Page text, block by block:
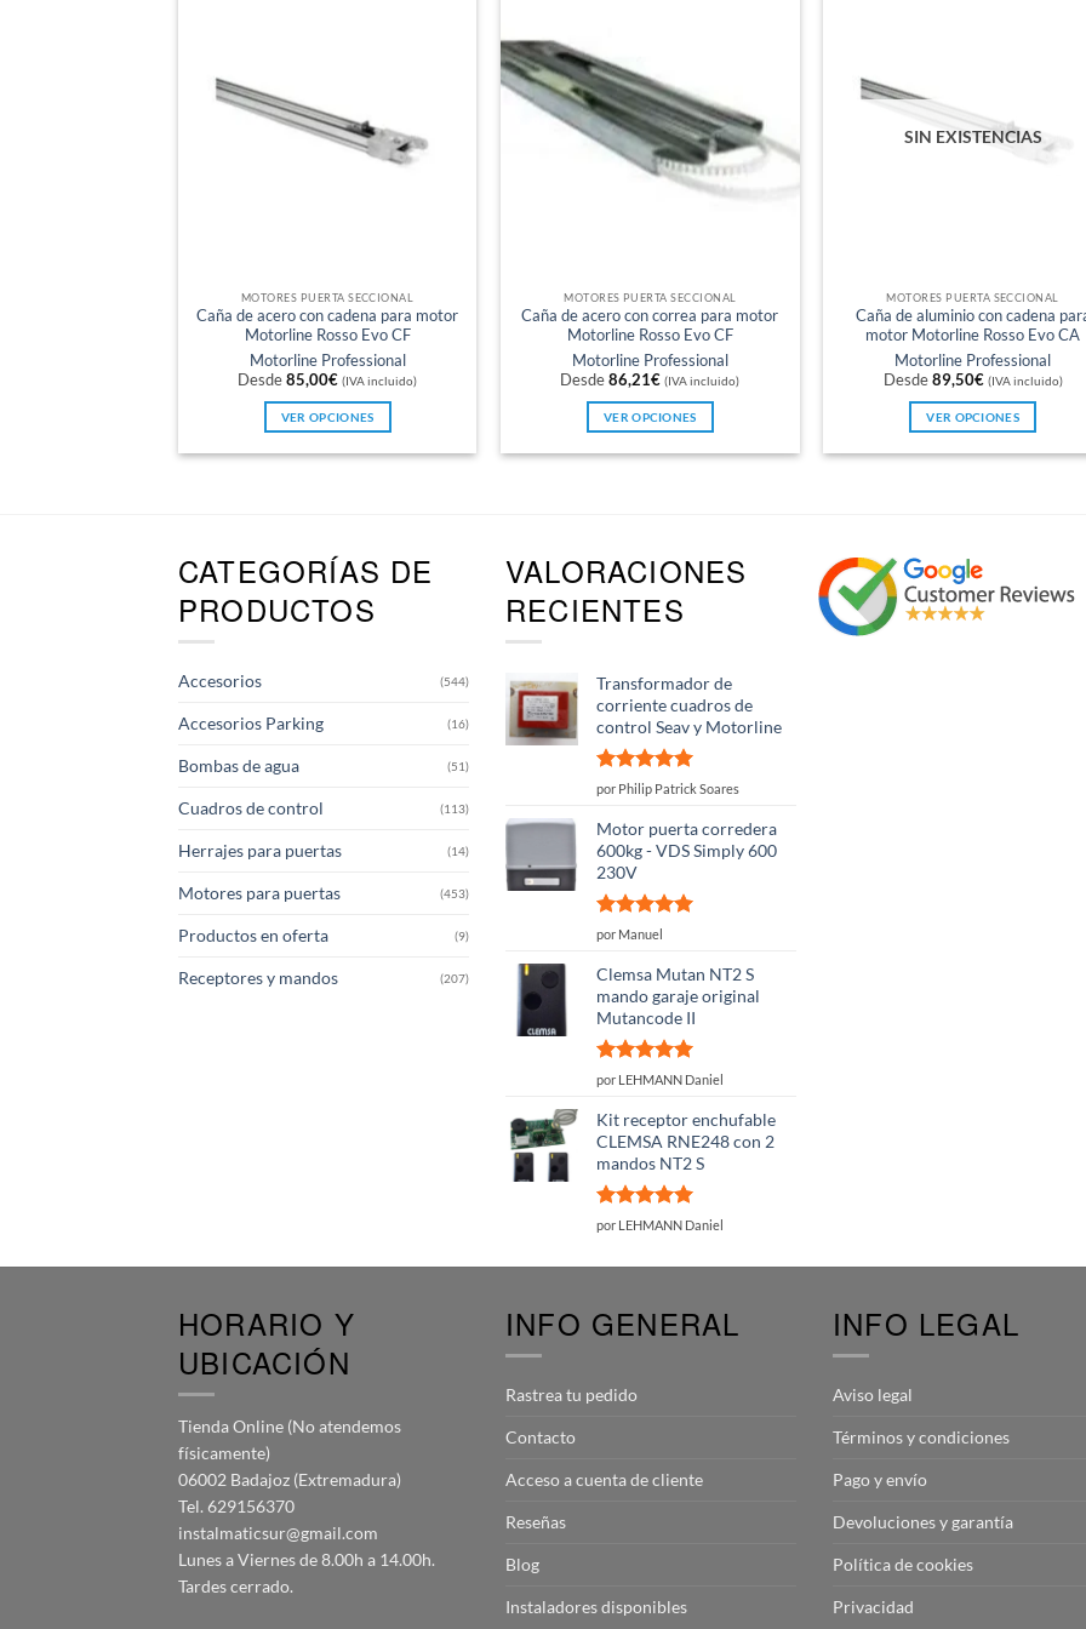
MOTORES PUERTA SECCIONAL
Caña de acero con cadena para motor
Motorline Rosso Evo CF
Motorline Professional
Desde 85,00€ (IVA incluido)
VER OPCIONES
Las
opciones
se
MOTORES PUERTA SECCIONAL
Caña de acero con correa para motor
Motorline Rosso Evo CF
Motorline Professional
Desde 86,21€ (IVA incluido)
VER OPCIONES
Las
opciones
se
en
la
página
de
producto
SIN EXISTENCIAS
MOTORES PUERTA SECCIONAL
Caña de aluminio con cadena
motor Motorline Rosso Evo CA
Motorline Professional
Desde 89,50€ (IVA incluido)
VER OPCIONES
Las
opciones
se
CATEGORÍAS DE
PRODUCTOS
Accesorios (544)
Accesorios Parking (16)
Bombas de agua (51)
Cuadros de control (113)
Herrajes para puertas (14)
Motores para puertas (453)
Productos en oferta (9)
Receptores y mandos (207)
VALORACIONES
RECIENTES
Transformador de
corriente cuadros de
control Seav y Motorline
Valorado
por Philip Patrick Soares
Motor puerta corredera
600kg - VDS Simply 600
230V
Valorado
por Manuel
Clemsa Mutan NT2 S
mando garaje original
Mutancode II
Valorado
por LEHMANN Daniel
Kit receptor enchufable
CLEMSA RNE248 con 2
mandos NT2 S
Valorado
por LEHMANN Daniel
HORARIO Y
UBICACIÓN
Tienda Online (No atendemos
físicamente)
06002 Badajoz (Extremadura)
Tel. 629156370
instalmaticsur@gmail.com
Lunes a Viernes de 8.00h a 14.00h.
Tardes cerrado.
INFO GENERAL
Rastrea tu pedido
Contacto
Acceso a cuenta de cliente
Reseñas
Blog
Instaladores disponibles
INFO LEGAL
Aviso legal
Términos y condiciones
Pago y envío
Devoluciones y garantía
Política de cookies
Privacidad